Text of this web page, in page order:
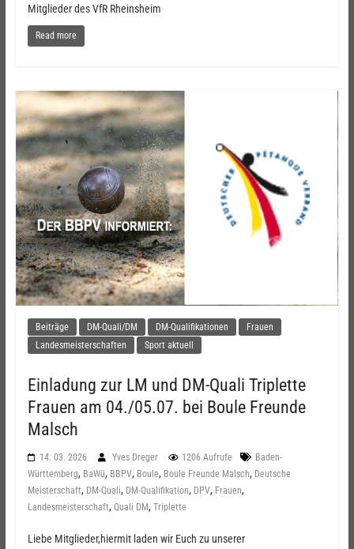
Mitglieder des VfR Rheinsheim
Read more
Beiträge DM-Quali/DM DM-Qualifikationen
Frauen
Landesmeisterschaften
Sport aktuell
Einladung zur LM und DM-Quali Triplette
Frauen am 04./05.07. bei Boule Freunde
Malsch
14. 03. 2026 Yves Dreger 1206 Aufrufe
Baden-
Württemberg, BaWü, BBPV, Boule, Boule Freunde Malsch, Deutsche
Meisterschaft, DM-Quali, DM-Qualifikation, DPV, Frauen,
Landesmeisterschaft, Quali DM, Triplette
Liebe Mitglieder,hiermit laden wir Euch zu unserer